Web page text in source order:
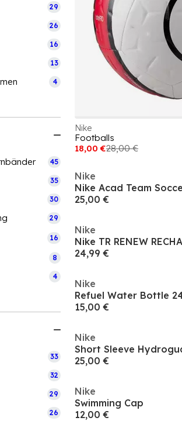
29
26
16
13
4
45
35
30
29
16
8
4
33
32
29
26
Nike
Footballs
18,00 €28,00 €
Nike
Nike Acad Team
25,00 €
Nike
Nike TR RENEW
24,99 €
Nike
Refuel Water Bottle
15,00 €
Nike
Short Sleeve
25,00 €
Nike
Swimming Cap
12,00 €